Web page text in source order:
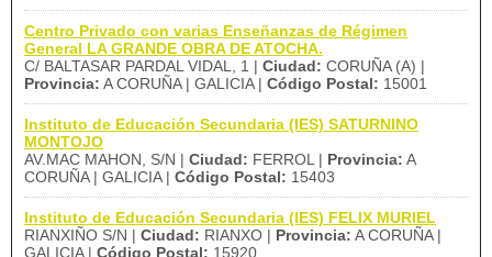
Centro Privado con varias Enseñanzas de Régimen
General LA GRANDE OBRA DE ATOCHA.
C/ BALTASAR PARDAL VIDAL, 1 | Ciudad: CORUÑA (A) |
Provincia: A CORUÑA | GALICIA | Código Postal: 15001
Instituto de Educación Secundaria (IES) SATURNINO
MONTOJO
AV.MAC MAHON, S/N | Ciudad: FERROL | Provincia: A
CORUÑA | GALICIA | Código Postal: 15403
Instituto de Educación Secundaria (IES) FELIX MURIEL
RIANXIÑO S/N | Ciudad: RIANXO | Provincia: A CORUÑA |
GALICIA | Código Postal: 15920